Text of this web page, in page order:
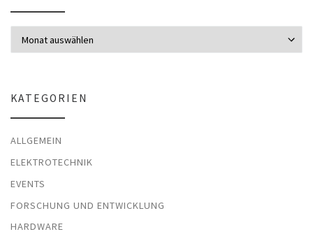
KATEGORIEN
ALLGEMEIN
ELEKTROTECHNIK
EVENTS
FORSCHUNG UND ENTWICKLUNG
HARDWARE